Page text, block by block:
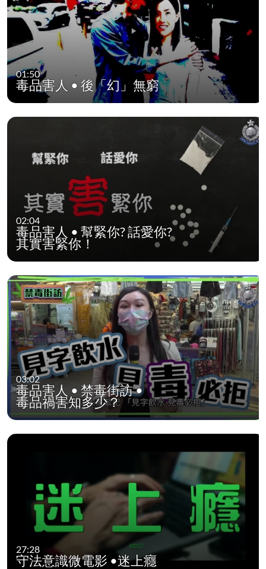
01:50
毒品害人 • 後「幻」無窮
02:04
毒品害人 • 幫緊你? 話愛你?
其實害緊你！
03:02
毒品害人 • 禁毒街訪 •
毒品禍害知多少？
27:28
守法意識微電影 •迷上癮